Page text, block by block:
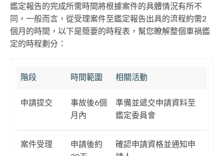
鑑定報告的完成所需時間將根據案件的具體情況有所不
同，一般而言，從受理案件至鑑定報告出具的流程約需2
個月的時間，以下是簡要的時程表，幫您瞭解整個車禍鑑
定的時程劃分：
階段 時間範圍 相關活動
申請提交
事故後6個
月內
準備並遞交申請資料至
鑑定委員會
案件受理
申請後約
確認申請資格並通知申